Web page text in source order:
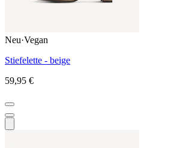
Neu·Vegan
Stiefelette - beige
59,95 €